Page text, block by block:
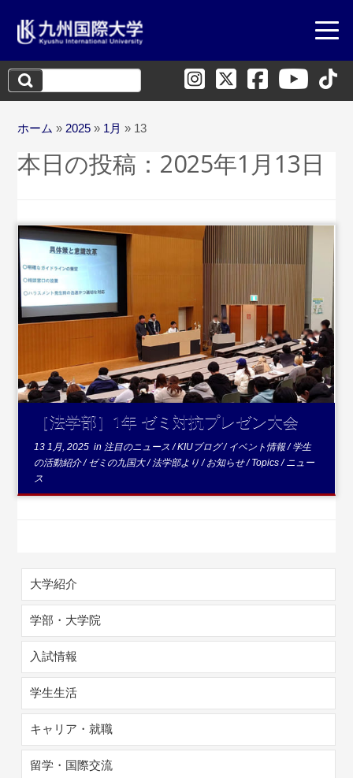
検
索:
ホーム » 2025 » 1月 » 13
本日の投稿： 2025年1月13日
...続きを読む
［法学部］1年 ゼミ対抗プレゼン大会
13 1月, 2025 in 注目のニュース/KIUブログ/ イベント情報/学生
の活動紹介/ゼミの九国大/法学部より/お知らせ/Topics/ニュー
ス
大学紹介
学部・大学院
入試情報
学生生活
キャリア・就職
留学・国際交流